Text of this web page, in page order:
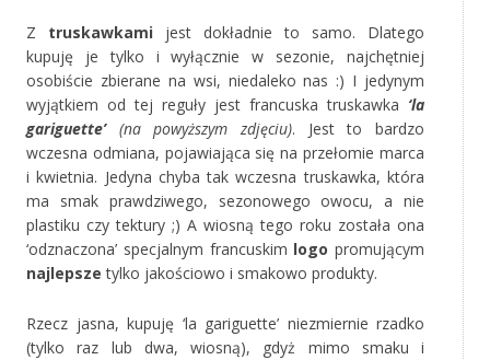
Z truskawkami jest dokładnie to samo. Dlatego
kupuję je tylko i wyłącznie w sezonie, najchętniej
osobiście zbierane na wsi, niedaleko nas :) I jedynym
wyjątkiem od tej reguły jest francuska truskawka ‘la
gariguette’(na powyższym zdjęciu). Jest to bardzo
wczesna odmiana, pojawiająca się na przełomie marca
i kwietnia. Jedyna chyba tak wczesna truskawka, która
ma smak prawdziwego, sezonowego owocu, a nie
plastiku czy tektury ;) A wiosną tego roku została ona
‘odznaczona’ specjalnym francuskim logo promującym
najlepsze tylko jakościowo i smakowo produkty.
Rzecz jasna, kupuję ‘la gariguette’ niezmiernie rzadko
(tylko raz lub dwa, wiosną), gdyż mimo smaku i